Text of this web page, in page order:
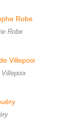
Robe
Villepoix